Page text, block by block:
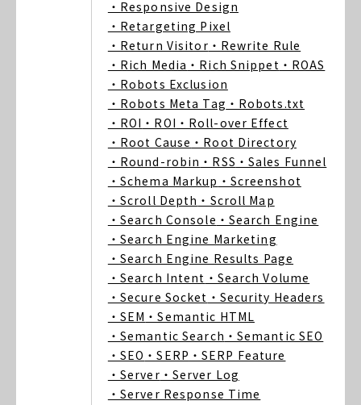
・Responsive Design
・Retargeting Pixel
・Return Visitor ・Rewrite Rule
・Rich Media ・Rich Snippet ・ROAS
・Robots Exclusion
・Robots Meta Tag ・Robots.txt
・ROI ・ROI ・Roll-over Effect
・Root Cause ・Root Directory
・Round-robin ・RSS ・Sales Funnel
・Schema Markup ・Screenshot
・Scroll Depth ・Scroll Map
・Search Console ・Search Engine
・Search Engine Marketing
・Search Engine Results Page
・Search Intent ・Search Volume
・Secure Socket ・Security Headers
・SEM ・Semantic HTML
・Semantic Search ・Semantic SEO
・SEO ・SERP ・SERP Feature
・Server ・Server Log
・Server Response Time